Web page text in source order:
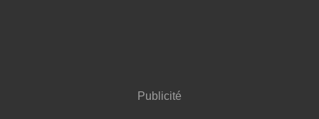
Publicité